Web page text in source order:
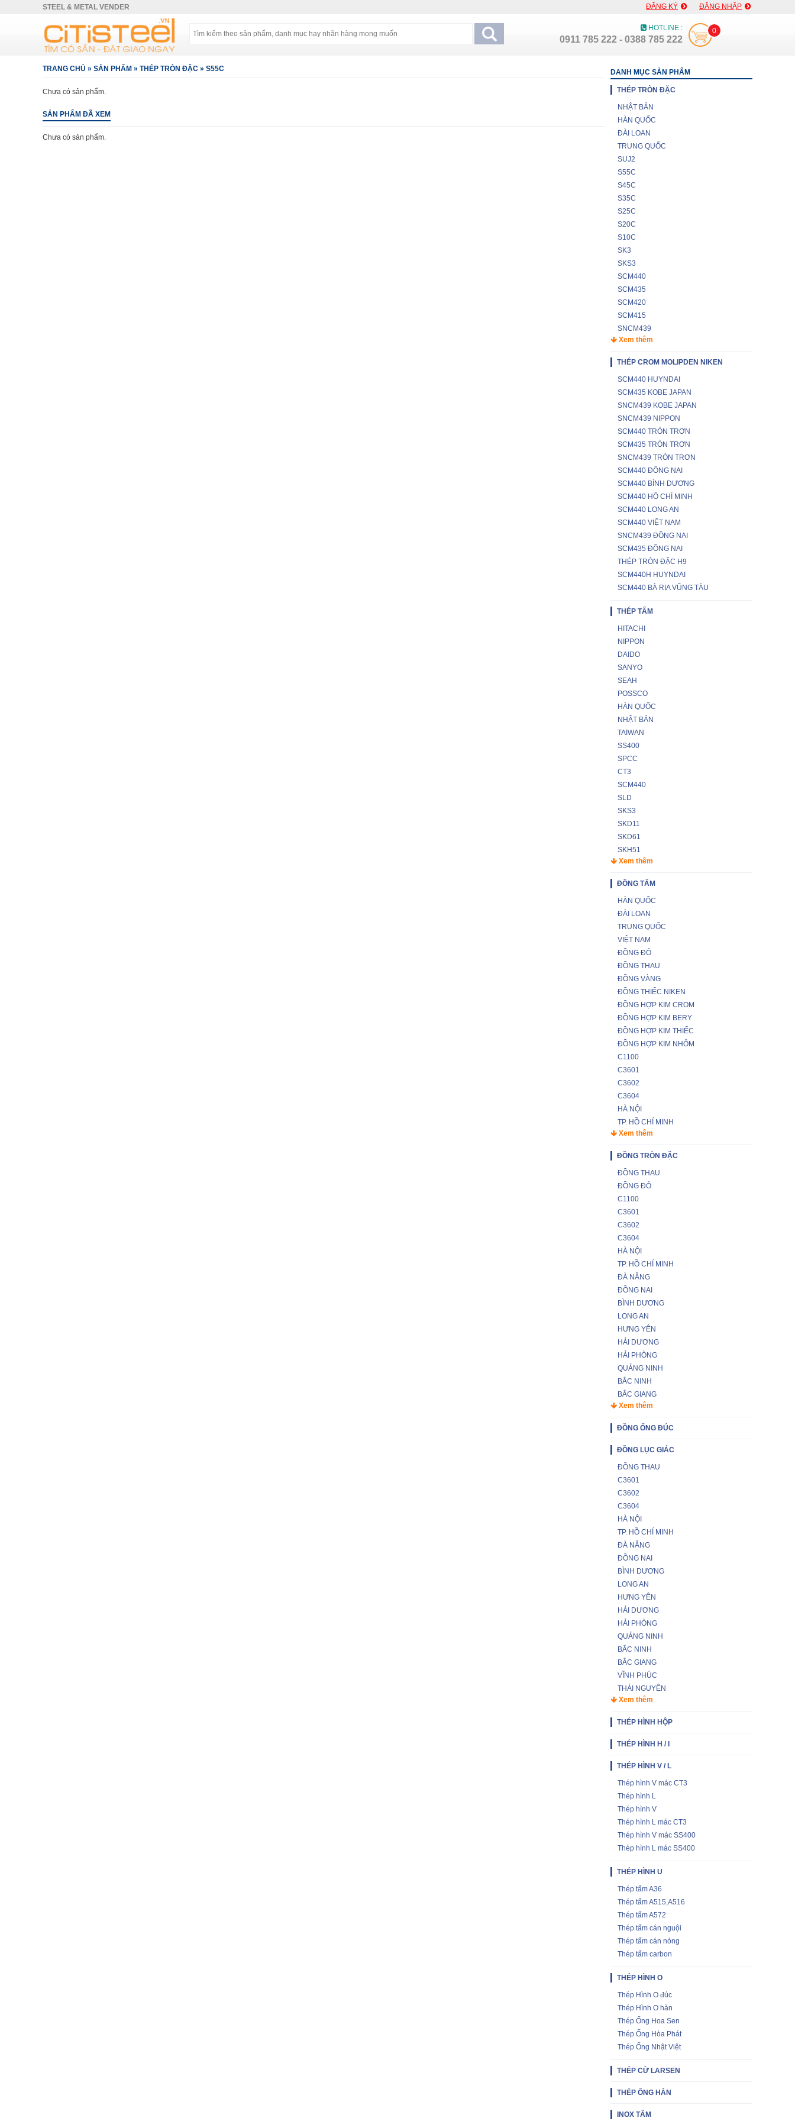
STEEL & METAL VENDER ĐĂNG KÝ ĐĂNG NHẬP
HOTLINE :
0911 785 222 - 0388 785 222
0
TRANG CHỦ » SẢN PHẨM » THÉP TRÒN ĐẶC » S55C
Chưa có sản phẩm.
SẢN PHẨM ĐÃ XEM
Chưa có sản phẩm.
DANH MỤC SẢN PHẨM
THÉP TRÒN ĐẶC
NHẬT BẢN
HÀN QUỐC
ĐÀI LOAN
TRUNG QUỐC
SUJ2
S55C
S45C
S35C
S25C
S20C
S10C
SK3
SKS3
SCM440
SCM435
SCM420
SCM415
SNCM439
Xem thêm
THÉP CROM MOLIPDEN NIKEN
SCM440 HUYNDAI
SCM435 KOBE JAPAN
SNCM439 KOBE JAPAN
SNCM439 NIPPON
SCM440 TRÒN TRƠN
SCM435 TRÒN TRƠN
SNCM439 TRÒN TRƠN
SCM440 ĐỒNG NAI
SCM440 BÌNH DƯƠNG
SCM440 HỒ CHÍ MINH
SCM440 LONG AN
SCM440 VIỆT NAM
SNCM439 ĐỒNG NAI
SCM435 ĐỒNG NAI
THÉP TRÒN ĐẶC H9
SCM440H HUYNDAI
SCM440 BÀ RỊA VŨNG TÀU
THÉP TẤM
HITACHI
NIPPON
DAIDO
SANYO
SEAH
POSSCO
HÀN QUỐC
NHẬT BẢN
TAIWAN
SS400
SPCC
CT3
SCM440
SLD
SKS3
SKD11
SKD61
SKH51
Xem thêm
ĐỒNG TẤM
HÀN QUỐC
ĐÀI LOAN
TRUNG QUỐC
VIỆT NAM
ĐỒNG ĐỎ
ĐỒNG THAU
ĐỒNG VÀNG
ĐỒNG THIẾC NIKEN
ĐỒNG HỢP KIM CROM
ĐỒNG HỢP KIM BERY
ĐỒNG HỢP KIM THIẾC
ĐỒNG HỢP KIM NHÔM
C1100
C3601
C3602
C3604
HÀ NỘI
TP. HỒ CHÍ MINH
Xem thêm
ĐỒNG TRÒN ĐẶC
ĐỒNG THAU
ĐỒNG ĐỎ
C1100
C3601
C3602
C3604
HÀ NỘI
TP. HỒ CHÍ MINH
ĐÀ NẴNG
ĐỒNG NAI
BÌNH DƯƠNG
LONG AN
HƯNG YÊN
HẢI DƯƠNG
HẢI PHÒNG
QUẢNG NINH
BẮC NINH
BẮC GIANG
Xem thêm
ĐỒNG ỐNG ĐÚC
ĐỒNG LỤC GIÁC
ĐỒNG THAU
C3601
C3602
C3604
HÀ NỘI
TP. HỒ CHÍ MINH
ĐÀ NẴNG
ĐỒNG NAI
BÌNH DƯƠNG
LONG AN
HƯNG YÊN
HẢI DƯƠNG
HẢI PHÒNG
QUẢNG NINH
BẮC NINH
BẮC GIANG
VĨNH PHÚC
THÁI NGUYÊN
Xem thêm
THÉP HÌNH HỘP
THÉP HÌNH H / I
THÉP HÌNH V / L
Thép hình V mác CT3
Thép hình L
Thép hình V
Thép hình L mác CT3
Thép hình V mác SS400
Thép hình L mác SS400
THÉP HÌNH U
Thép tấm A36
Thép tấm A515,A516
Thép tấm A572
Thép tấm cán nguội
Thép tấm cán nóng
Thép tấm carbon
THÉP HÌNH O
Thép Hình O đúc
Thép Hình O hàn
Thép Ống Hoa Sen
Thép Ống Hòa Phát
Thép Ống Nhật Việt
THÉP CỪ LARSEN
THÉP ỐNG HÀN
INOX TẤM